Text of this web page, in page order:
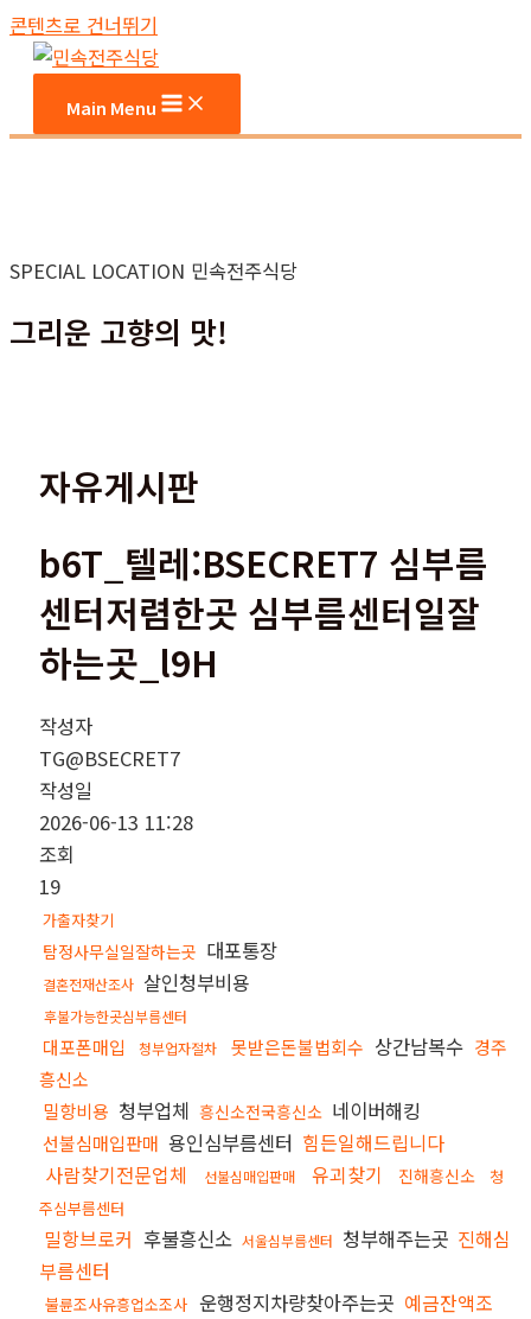
콘텐츠로 건너뛰기
Main Menu
SPECIAL LOCATION 민속전주식당
그리운 고향의 맛!
자유게시판
b6T_텔레:BSECRET7 심부름
센터저렴한곳 심부름센터일잘
하는곳_l9H
작성자
TG@BSECRET7
작성일
2026-06-13 11:28
조회
19
가출자찾기
탐정사무실일잘하는곳 대포통장
결혼전재산조사 살인청부비용
후불가능한곳심부름센터
대포폰매입 청부업자절차 못받은돈불법회수 상간남복수 경주
흥신소
밀항비용 청부업체 흥신소전국흥신소 네이버해킹
선불심매입판매 용인심부름센터 힘든일해드립니다
사람찾기전문업체
선불심매입판매 유괴찾기 진해흥신소
청
주심부름센터
밀항브로커 후불흥신소 서울심부름센터 청부해주는곳 진해심
부름센터
불륜조사유흥업소조사 운행정지차량찾아주는곳 예금잔액조